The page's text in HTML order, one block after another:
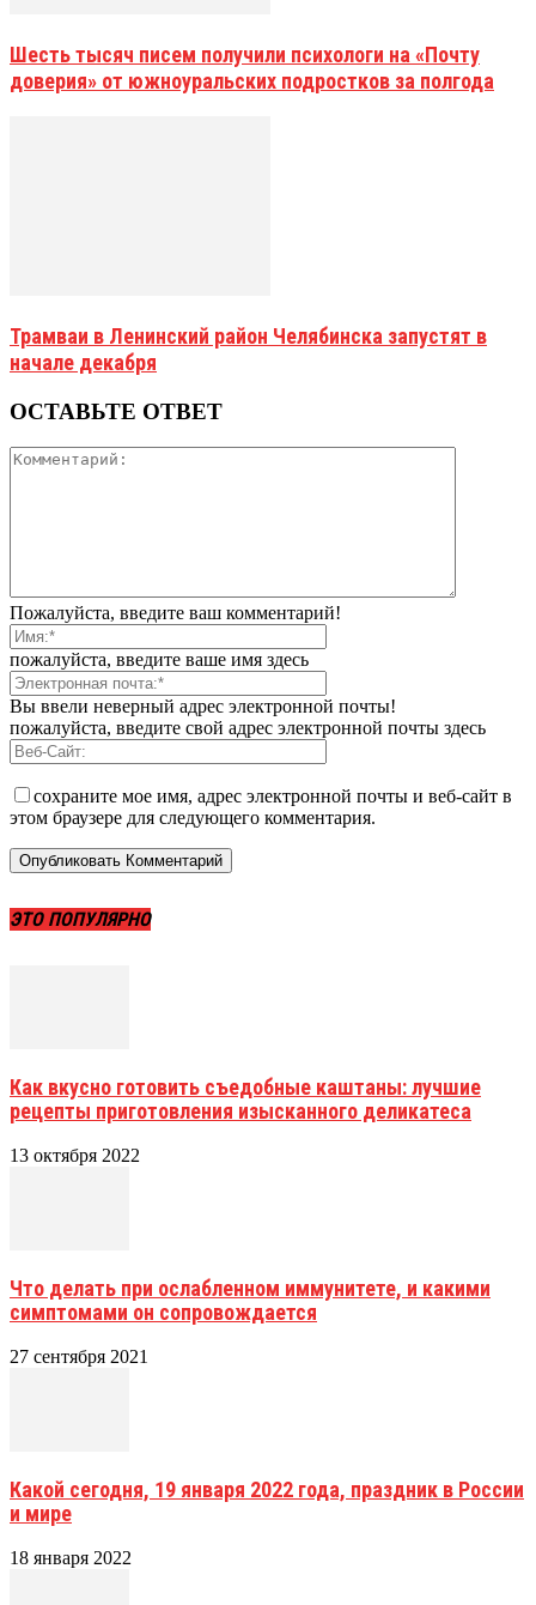
Шесть тысяч писем получили психологи на «Почту
доверия» от южноуральских подростков за полгода
Трамваи в Ленинский район Челябинска запустят в
начале декабря
ОСТАВЬТЕ ОТВЕТ
Пожалуйста, введите ваш комментарий!
пожалуйста, введите ваше имя здесь
Вы ввели неверный адрес электронной почты!
пожалуйста, введите свой адрес электронной почты здесь
сохраните мое имя, адрес электронной почты и веб-сайт в
этом браузере для следующего комментария.
ЭТО ПОПУЛЯРНО
Как вкусно готовить съедобные каштаны: лучшие
рецепты приготовления изысканного деликатеса
13 октября 2022
Что делать при ослабленном иммунитете, и какими
симптомами он сопровождается
27 сентября 2021
Какой сегодня, 19 января 2022 года, праздник в России
и мире
18 января 2022